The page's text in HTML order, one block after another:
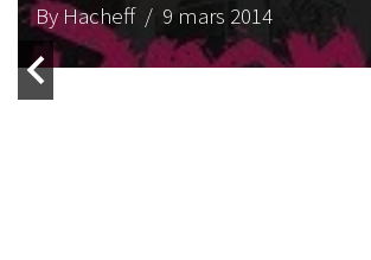
By Delfin/ 13 février 2018